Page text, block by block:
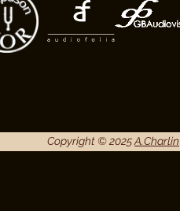
Copyright © 2025A.Charlin